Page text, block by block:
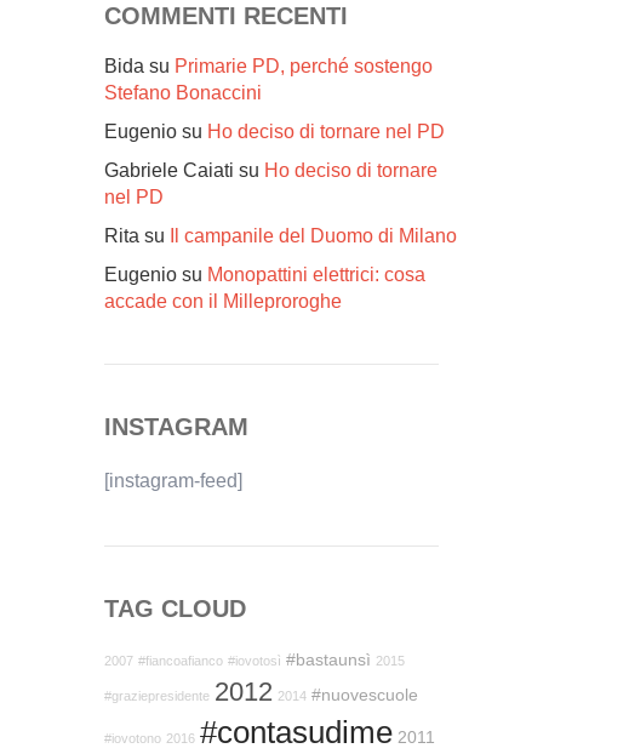
COMMENTI RECENTI
Bida su Primarie PD, perché sostengo
Stefano Bonaccini
Eugenio su Ho deciso di tornare nel PD
Gabriele Caiati su Ho deciso di tornare
nel PD
Rita su
Il campanile del Duomo di Milano
Eugenio su Monopattini elettrici: cosa
accade con il Milleproroghe
INSTAGRAM
[instagram-feed]
TAG CLOUD
2007 #fiancoafianco #iovotosì #bastaunsì 2015
#graziepresidente 2012 2014 #nuovescuole
#iovotono 2016 #contasudime 2011